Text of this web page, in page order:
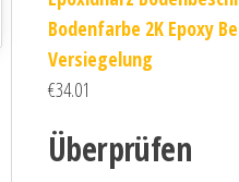
Bodenfarbe 2K Epoxy
Versiegelung
€34.01
Überprüfen